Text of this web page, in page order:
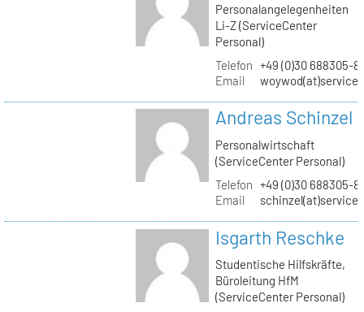
Personalangelegenheiten
Li-Z (ServiceCenter
Personal)
Telefon +49 (0)30 688305-
Email
Andreas Schinzel
Personalwirtschaft
(ServiceCenter Personal)
Telefon +49 (0)30 688305-
Email
Isgarth Reschke
Studentische Hilfskräfte,
Büroleitung HfM
(ServiceCenter Personal)